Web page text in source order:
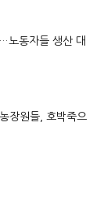
노동자들 생산 대
장원들, 호박죽으